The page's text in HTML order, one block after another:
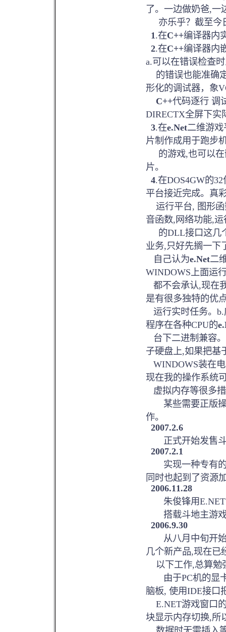
了。一边做奶爸,一
亦乐乎？截至今
1.在C++编译器内
2.在C++编译器内
a.可以在错误检查
的错误也能准确
形化的调试器，象
C++代码逐行 调
DIRECTX全屏下实
3.在e.Net二维游
片制作成用于跑步
的游戏,也可以在
片。
4.在DOS4GW的
平台接近完成。真
运行平台, 图形函
音函数,网络功能,
的DLL接口这几
业务,只好先搁一下
自己认为e.Net二
WINDOWS上面运
都不会承认,现在
是有很多独特的优
运行实时任务。b.
程序在各种CPU的
台下二进制兼容
子硬盘上,如果把基
WINDOWS装在
现在我的操作系统
虚拟内存等很多
某些需要正版操
作。
2007.2.6
正式开始发售斗
2007.2.1
实现一种专有的
同时也起到了资源
2006.11.28
朱俊锋用E.NET
搭载斗地主游戏
2006.9.30
从八月中旬开始,
几个新产品,现在已
以下工作,总算勉
由于PC机的显卡
脑板, 使用IDE接口
E.NET游戏窗口
块显示内存切换,所